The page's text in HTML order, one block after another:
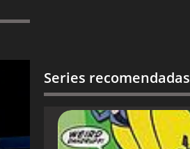
Series recomendadas